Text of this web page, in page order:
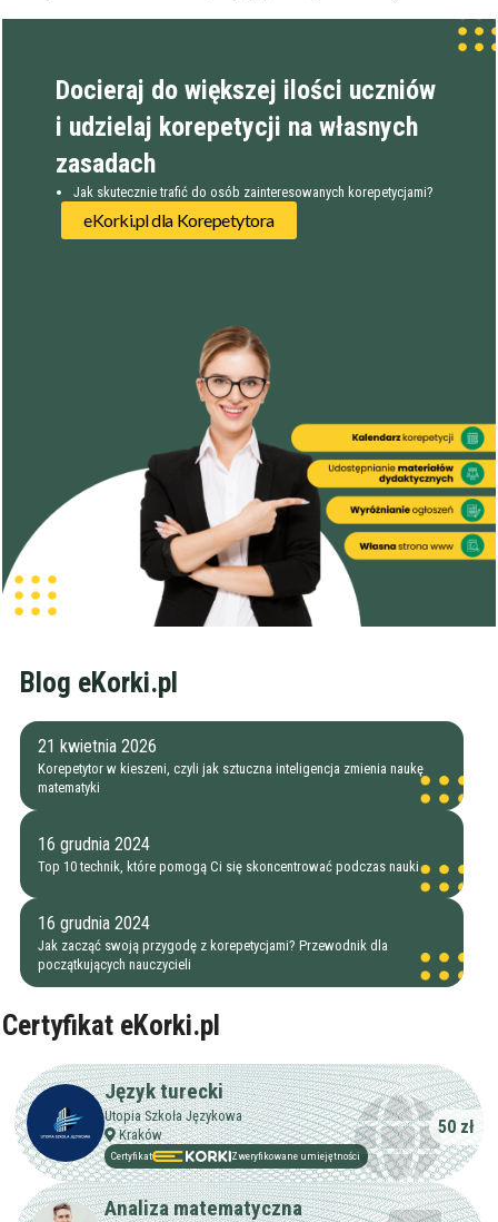
Docieraj do większej ilości uczniów
i udzielaj korepetycji na własnych
zasadach
Jak skutecznie trafić do osób zainteresowanych korepetycjami?
eKorki.pl dla Korepetytora
Blog eKorki.pl
21 kwietnia 2026
Korepetytor w kieszeni, czyli jak sztuczna inteligencja zmienia naukę
matematyki
16 grudnia 2024
Top 10 technik, które pomogą Ci się skoncentrować podczas nauki
16 grudnia 2024
Jak zacząć swoją przygodę z korepetycjami? Przewodnik dla
początkujących nauczycieli
Certyfikat eKorki.pl
Język turecki
Utopia Szkoła Językowa
Kraków
Certyfikat Zweryfikowane umiejętności
50 zł
Analiza matematyczna